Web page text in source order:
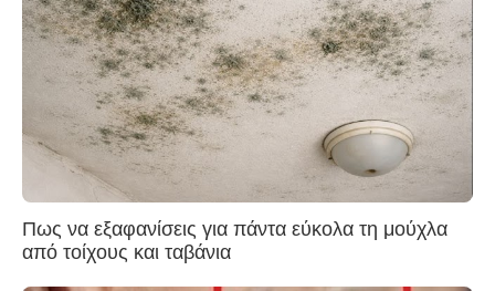
Πως να εξαφανίσεις για πάντα εύκολα τη μούχλα
από τοίχους και ταβάνια